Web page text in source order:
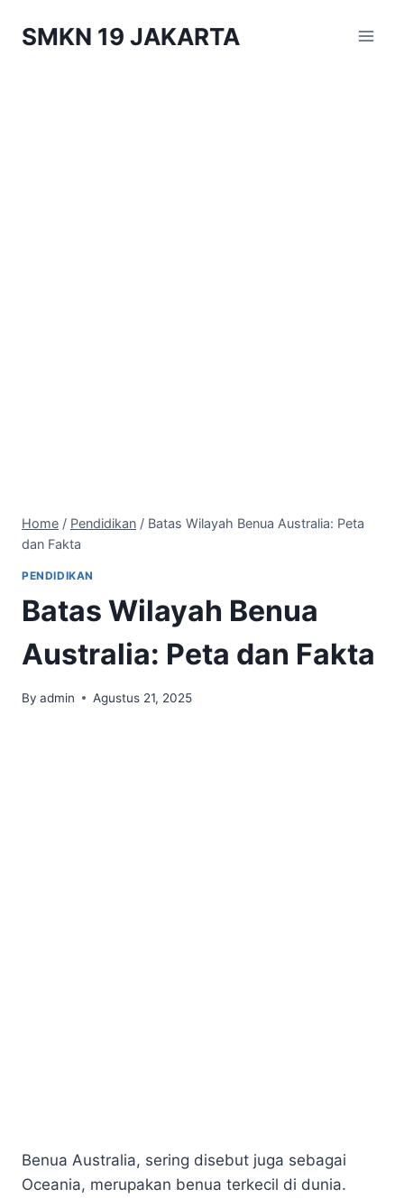
SMKN 19 JAKARTA
Home / Pendidikan / Batas Wilayah Benua Australia: Peta
dan Fakta
PENDIDIKAN
Batas Wilayah Benua
Australia: Peta dan Fakta
By admin Agustus 21, 2025
Benua Australia, sering disebut juga sebagai
Oceania, merupakan benua terkecil di dunia.